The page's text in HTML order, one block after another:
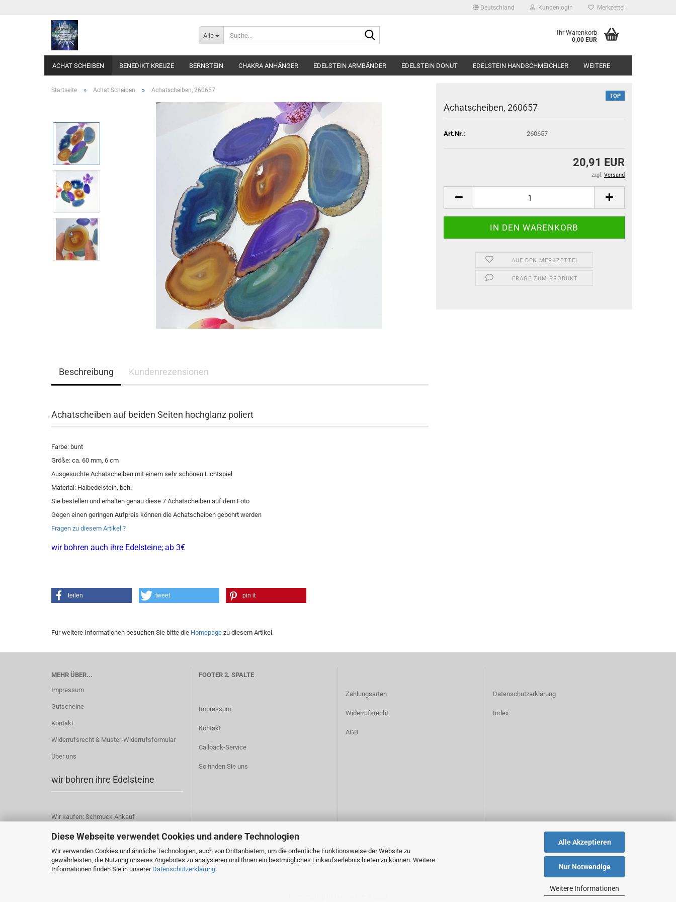
Diese Webseite verwendet Cookies und andere Technologien
Wir verwenden Cookies und ähnliche Technologien, auch von Drittanbietern, um die ordentliche Funktionsweise der Website zu
gewährleisten, die Nutzung unseres Angebotes zu analysieren und Ihnen ein bestmögliches Einkaufserlebnis bieten zu können. Weitere
Informationen finden Sie in unserer Datenschutzerklärung.
Alle Akzeptieren
Nur Notwendige
Weitere Informationen
Deutschland Kundenlogin Merkzettel
Alle Ihr Warenkorb
0,00 EUR
ACHAT SCHEIBEN BENEDIKT KREUZE BERNSTEIN CHAKRA ANHÄNGER EDELSTEIN ARMBÄNDER EDELSTEIN DONUT EDELSTEIN HANDSCHMEICHLER WEITERE
Startseite » Achat Scheiben » Achatscheiben, 260657
TOP
Achatscheiben, 260657
Art.Nr.: 260657
20,91 EUR
zzgl. Versand
AUF DEN MERKZETTEL
FRAGE ZUM PRODUKT
Beschreibung Kundenrezensionen
Achatscheiben auf beiden Seiten hochglanz poliert
Farbe: bunt
Größe: ca. 60 mm, 6 cm
Ausgesuchte Achatscheiben mit einem sehr schönen Lichtspiel
Material: Halbedelstein, beh.
Sie bestellen und erhalten genau diese 7 Achatscheiben auf dem Foto
Gegen einen geringen Aufpreis können die Achatscheiben gebohrt werden
Fragen zu diesem Artikel ?
wir bohren auch ihre Edelsteine; ab 3€
teilen tweet pin it
Für weitere Informationen besuchen Sie bitte die Homepage zu diesem Artikel.
MEHR ÜBER...
Impressum
Gutscheine
Kontakt
Widerrufsrecht & Muster-Widerrufsformular
Über uns
wir bohren ihre Edelsteine
Wir kaufen: Schmuck Ankauf
Hildegard von Bingen
Cookie Einstellungen
FOOTER 2. SPALTE
Impressum
Kontakt
Callback-Service
So finden Sie uns
Zahlungsarten
Widerrufsrecht
AGB
Datenschutzerklärung
Index